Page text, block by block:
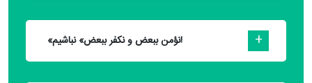
«نؤمن ببعض و نکفر ببعض» نباشیم!